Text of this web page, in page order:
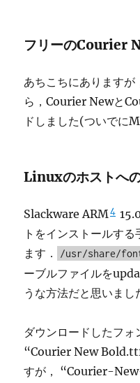
フリーのCourier
あちこちにありますが
ら，Courier Newと
ドしました(ついでに
Linuxのホストへ
Slackware ARM4
トをインストールす
ます．
/usr/share/
ーブルファイルを
うな方法だと思いまし
ダウンロードしたフォ
“Courier New
すが， “Courier-